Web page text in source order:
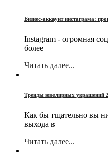
Бизнес-аккаунт инстаграма:
Instagram - огромная
более
Читать далее...
Тренды ювелирных украшений
Как бы тщательно вы
выхода в
Читать далее...